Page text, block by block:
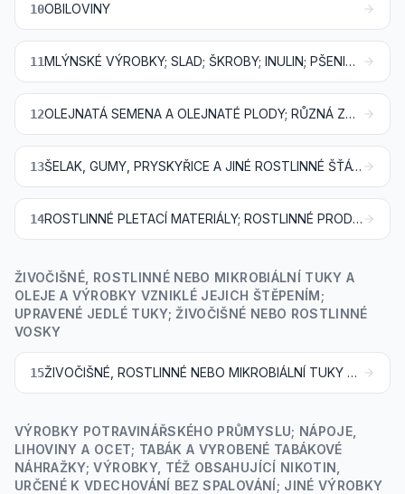
10OBILOVINY
11 MLÝNSKÉ VÝROBKY; SLAD; ŠKROBY; INULIN; PŠENIČNÝ LEPEK
12 OLEJNATÁ SEMENA A OLEJNATÉ PLODY; RŮZNÁ ZRNA, SEMENA A PLODY; PRŮMYSLOVÉ NEBO LÉČIVÉ ROSTLINY; SLÁMA A PÍCNINY
13 ŠELAK, GUMY, PRYSKYŘICE A JINÉ ROSTLINNÉ ŠŤÁVY A VÝTAŽKY
14 ROSTLINNÉ PLETACÍ MATERIÁLY; ROSTLINNÉ PRODUKTY, JINDE NEUVEDENÉ ANI NEZAHRNUTÉ
ŽIVOČIŠNÉ, ROSTLINNÉ NEBO MIKROBIÁLNÍ TUKY A
OLEJE A VÝROBKY VZNIKLÉ JEJICH ŠTĚPENÍM;
UPRAVENÉ JEDLÉ TUKY; ŽIVOČIŠNÉ NEBO ROSTLINNÉ
VOSKY
15 ŽIVOČIŠNÉ, ROSTLINNÉ NEBO MIKROBIÁLNÍ TUKY A OLEJE A VÝROBKY VZNIKLÉ JEJICH ŠTĚPENÍM; UPRAVENÉ JEDLÉ TUKY; ŽIVOČIŠNÉ NEBO ROSTLINNÉ VOSKY
VÝROBKY POTRAVINÁŘSKÉHO PRŮMYSLU; NÁPOJE,
LIHOVINY A OCET; TABÁK A VYROBENÉ TABÁKOVÉ
NÁHRAŽKY; VÝROBKY, TÉŽ OBSAHUJÍCÍ NIKOTIN,
URČENÉ K VDECHOVÁNÍ BEZ SPALOVÁNÍ; JINÉ VÝROBKY